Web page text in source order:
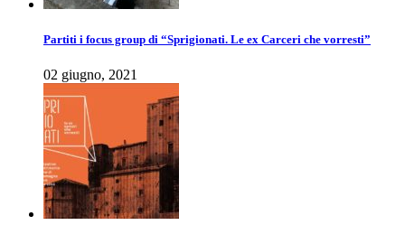
Partiti i focus group di “Sprigionati. Le ex Carceri che vorresti”
02 giugno, 2021